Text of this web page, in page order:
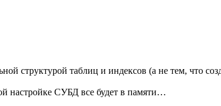
структурой таблиц и индексов (а не тем, что
настройке СУБД все будет в памяти…